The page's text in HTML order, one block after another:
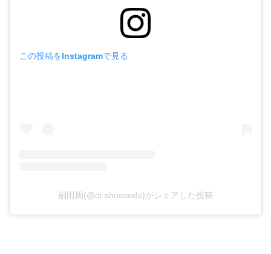
この投稿をInstagramで見る
副田周(@dr.shusoeda)がシェアした投稿